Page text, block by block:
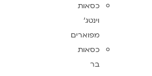
כסאות
וינטג'
מפוארים
כסאות
בר